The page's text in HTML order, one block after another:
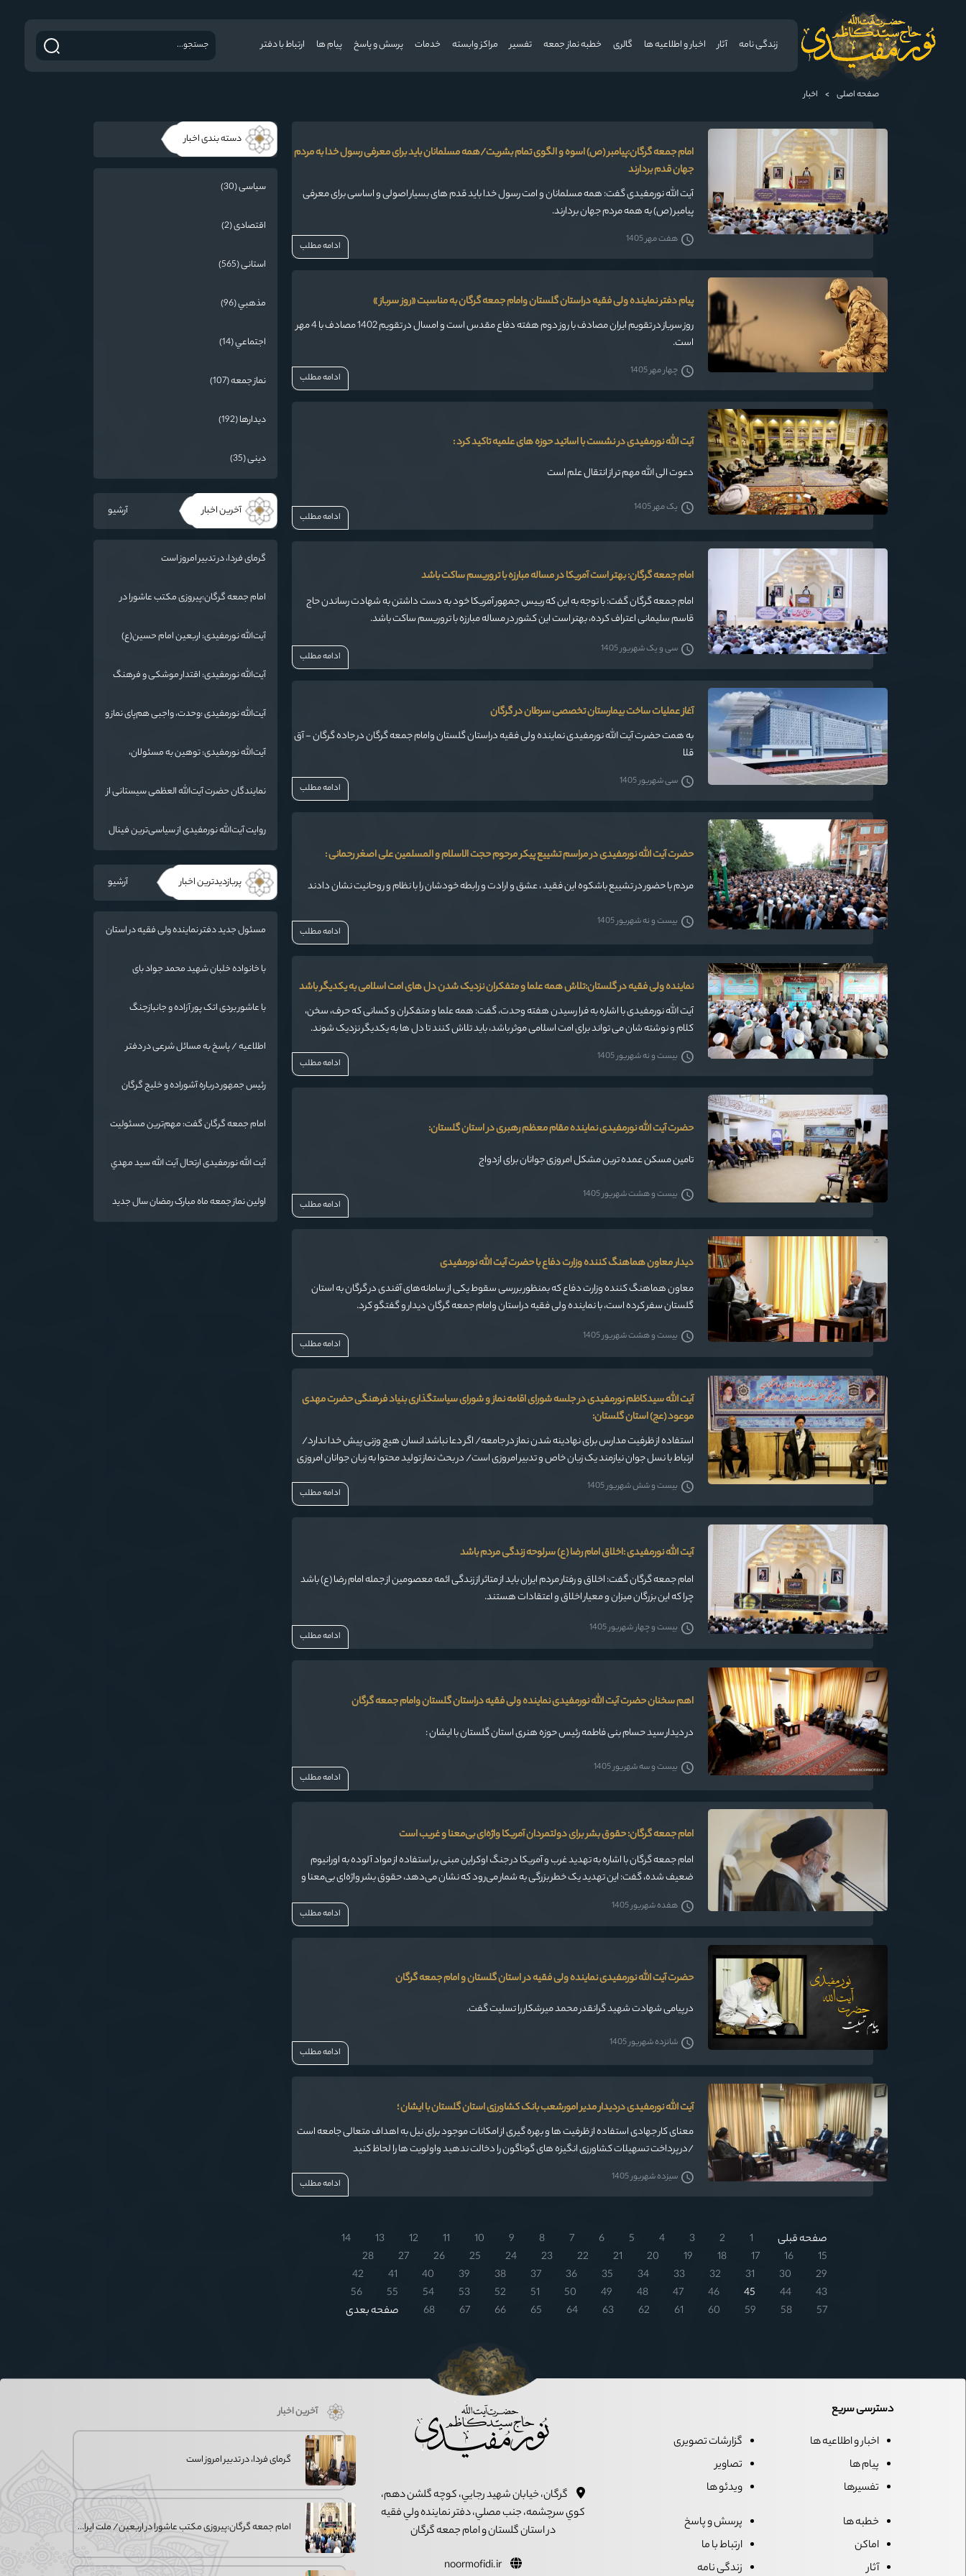
زندگی نامه آثار اخبار و اطلاعیه ها گالری خطبه نماز جمعه تفسیر مراکز وابسته خدمات پرسش و پاسخ پیام ها ارتباط با دفتر
صفحه اصلی > اخبار
امام جمعه گرگان:پیامبر (ص) اسوه و الگوی تمام بشریت/همه مسلمانان باید برای معرفی رسول خدا به مردم
جهان قدم بردارند
آیت الله نورمفیدی گفت: همه مسلمانان و امت رسول خدا باید قدم های بسیار اصولی و اساسی برای معرفی
پیامبر (ص) به همه مردم جهان بردارند.
هفت مهر 1405 ادامه مطلب
پیام دفتر نماینده ولی فقیه دراستان گلستان وامام جمعه گرگان به مناسبت «روز سرباز »
روز سرباز در تقویم ایران مصادف با روز دوم هفته دفاع مقدس است و امسال در تقویم 1402 مصادف با 4 مهر
است.
چهار مهر 1405 ادامه مطلب
آیت الله نورمفیدی در نشست با اساتید حوزه های علمیه تاکید کرد :
دعوت الی الله مهم تر از انتقال علم است
یک مهر 1405
ادامه مطلب
امام جمعه گرگان: بهتر است آمریکا در مساله مبارزه با تروریسم ساکت باشد
امام جمعه گرگان گفت: با توجه به این که رییس جمهور آمریکا خود به دست داشتن به شهادت رساندن حاج
قاسم سلیمانی اعتراف کرده، بهتر است این کشور در مساله مبارزه با تروریسم ساکت باشد.
سی و یک شهریور 1405
ادامه مطلب
آغاز عملیات ساخت بیمارستان تخصصی سرطان در گرگان
به همت حضرت آیت الله نورمفیدی نماینده ولی فقیه دراستان گلستان وامام جمعه گرگان در جاده گرگان - آق
قلا
سی شهریور 1405 ادامه مطلب
حضرت آیت الله نورمفیدی در مراسم تشییع پیکر مرحوم حجت الاسلام و المسلمین علی اصغر رحمانی :
مردم با حضور در تشییع باشکوه این فقید ، عشق و ارادت و رابطه خودشان را با نظام و روحانیت نشان دادند
بیست و نه شهریور 1405
ادامه مطلب
نماینده ولی فقیه در گلستان:تلاش همه علما و متفکران نزدیک شدن دل های امت اسلامی به یکدیگر باشد
آیت الله نورمفیدی با اشاره به فرا رسیدن هفته وحدت، گفت: همه علما و متفکران و کسانی که حرف، سخن،
کلام و نوشته شان می تواند برای امت اسلامی موثر باشد، باید تلاش کنند تا دل ها به یکدیگر نزدیک شوند.
بیست و نه شهریور 1405 ادامه مطلب
حضرت آیت الله نورمفیدی نماینده مقام معظم رهبری در استان گلستان:
تامین مسکن عمده ترین مشکل امروزی جوانان برای ازدواج
بیست و هشت شهریور 1405
ادامه مطلب
دیدار معاون هماهنگ کننده وزارت دفاع با حضرت آیت الله نورمفیدی
معاون هماهنگ کننده وزارت دفاع که بمنظور بررسی سقوط یکی از سامانه‌های آفندی در گرگان به استان
گلستان سفر کرده است، با نماینده ولی فقیه دراستان وامام جمعه گرگان دیدار و گفتگو کرد.
بیست و هشت شهریور 1405
ادامه مطلب
آیت الله سیدکاظم نورمفیدی در جلسه شورای اقامه نماز و شورای سیاستگذاری بنیاد فرهنگی حضرت مهدی
موعود (عج) استان گلستان:
استفاده از ظرفیت مدارس برای نهادینه شدن نماز در جامعه/ اگر دعا نباشد انسان هیچ وزنی پیش خدا ندارد/
ارتباط با نسل جوان نیازمند یک زبان خاص و تدبیر امروزی است/ در بحث نماز تولید محتوا به زبان جوانان امروزی
بیست و شش شهریور 1405 ادامه مطلب
آیت الله نورمفیدی :اخلاق امام رضا (ع) سرلوحه زندگی مردم باشد
امام جمعه گرگان گفت: اخلاق و رفتار مردم ایران باید از متاثر از زندگی ائمه معصومین از جمله امام رضا (ع) باشد
چرا که این بزرگان میزان و معیار اخلاق و اعتقادات هستند.
بیست و چهار شهریور 1405
ادامه مطلب
اهم سخنان حضرت آیت الله نورمفیدی نماینده ولی فقیه دراستان گلستان وامام جمعه گرگان
در دیدار سید حسام بنی فاطمه رئیس حوزه هنری استان گلستان با ایشان :
بیست و سه شهریور 1405
ادامه مطلب
امام جمعه گرگان: حقوق بشر برای دولتمردان آمریکا واژه‌ای بی‌معنا و غریب است
امام جمعه گرگان با اشاره به تهدید غرب و آمریکا در جنگ اوکراین مبنی بر استفاده از مواد آلوده به اورانیوم
ضعیف شده، گفت: این تهدید یک خطر بزرگی به شمار می‌رود که نشان می‌دهد، حقوق بشر واژه‌ای بی‌معنا و
هفده شهریور 1405
ادامه مطلب
حضرت آیت الله نورمفیدی نماینده ولی فقیه در استان گلستان و امام جمعه گرگان
در پیامی شهادت شهید گرانقدر محمد میرشکار را تسلیت گفت.
شانزده شهریور 1405
ادامه مطلب
آیت الله نورمفیدی دردیدار مدیر امورشعب بانک کشاورزی استان گلستان با ایشان ؛
معنای کار جهادی استفاده از ظرفیت ها و بهره گیری از امکانات موجود برای نیل به اهداف متعالی جامعه است
/در پرداخت تسهیلات کشاورزی انگیزه های گوناگون را دخالت ندهید واولویت ها را لحاظ کنید
سیزده شهریور 1405 ادامه مطلب
صفحه قبلی 1
2
3
4
5
6
7
8
9
10
11
12
13
14
15
16
17
18
19
20
21
22
23
24
25
26
27
28
29
30
31
32
33
34
35
36
37
38
39
40
41
42
43
44
45
46
47
48
49
50
51
52
53
54
55
56
57
58
59
60
61
62
63
64
65
66
67
68 صفحه بعدی
دسته بندی اخبار
سیاسی (30)
اقتصادی (2)
استانی (565)
مذهبي (96)
اجتماعي (14)
نماز جمعه (107)
دیدارها (192)
دینی (35)
آخرین اخبار آرشیو
گرمای فردا، در تدبیر امروز است
امام جمعه گرگان:پیروزی مکتب عاشورا در
نمی‌شود
آیت‌الله نورمفیدی: اربعین امام حسین(ع)
اسلامی است/ تهمت به مسئولان حد شرعی
دارد
آیت‌الله نورمفیدی: اقتدار موشکی و فرهنگ
عاشورا تا ضرورت روایتگری جهانی
آیت‌الله نورمفیدی :وحدت، واجبی هم‌پای نماز و
آیت‌الله نورمفیدی: توهین به مسئولان،
دنبال تفرقه به جای جنگ است
نمایندگان حضرت آیت‌الله العظمی سیستانی از
تجلیل کردند
روایت آیت‌الله نورمفیدی از سیاسی‌ترین فینال
می‌نشیند
پربازدیدترین اخبار
آرشیو
مسئول جدید دفتر نماینده ولی فقیه در استان
با خانواده خلبان شهید محمد جواد بای
با عاشور بردی اتک پور آزاده و جانبازجنگ
اطلاعیه / پاسخ به مسائل شرعی در دفتر
رئیس جمهور درباره آشوراده و خلیج گرگان
امام جمعه گرگان گفت: مهم‌ترین مسئولیت
دانش‌آموزان، انسان‌سازی و تربیت نیروهای
موثر و مفید برای آینده ایران اسلامی است.
آیت الله نورمفیدی ارتحال آیت الله سيد مهدي
اولین نماز جمعه ماه مبارک رمضان سال جدید
دسترسی سریع
اخبار و اطلاعیه ها
پیام ها
تفسیرها
گزارشات تصویری
تصاویر
ویدئو ها
خطبه ها
اماکن
آثار
پرسش و پاسخ
ارتباط با ما
زندگی نامه
گرگان، خيابان شهيد رجايي، کوچه گلشن دهم،
کوي سرچشمه، جنب مصلي، دفتر نماينده ولي فقيه
در استان گلستان و امام جمعه گرگان
آخرین اخبار
گرمای فردا، در تدبیر امروز است
امام جمعه گرگان:پیروزی مکتب عاشورا در اربعین/ ملت ایران در برابر استکبار